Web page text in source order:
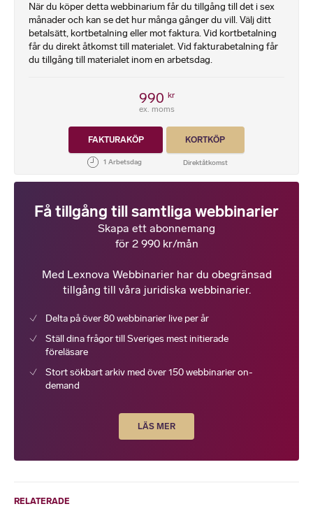
När du köper detta webbinarium får du tillgång till det i sex
månader och kan se det hur många gånger du vill. Välj ditt
betalsätt, kortbetalning eller mot faktura. Vid kortbetalning
får du direkt åtkomst till materialet. Vid fakturabetalning får
du tillgång till materialet inom en arbetsdag.
990 kr
ex. moms
FAKTURAKÖP KORTKÖP
Få tillgång till samtliga webbinarier
Skapa ett abonnemang
för 2 990 kr/mån
Med Lexnova Webbinarier har du obegränsad
tillgång till våra juridiska webbinarier.
Delta på över 80 webbinarier live per år
Ställ dina frågor till Sveriges mest initierade
föreläsare
Stort sökbart arkiv med över 150 webbinarier on-
demand
LÄS MER
RELATERADE